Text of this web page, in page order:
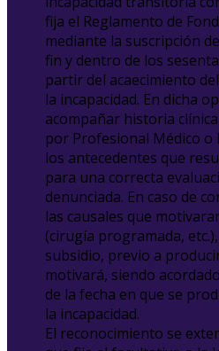
fija el Reglamento de
mediante la suscripción
fin y dentro de los
partir del acaecimiento
la incapacidad. En dicha
acompañar historia
por Profesional Médico o
los antecedentes que
para una correcta
denunciada. En caso de
las causales que
(cirugía programada,
subsidio, previo a
motivará, siendo
de la fecha en que se
la incapacidad.
El reconocimiento se